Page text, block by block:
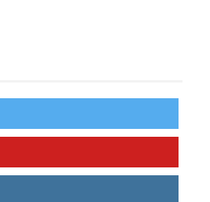
Cámara de Comercio para
plateada